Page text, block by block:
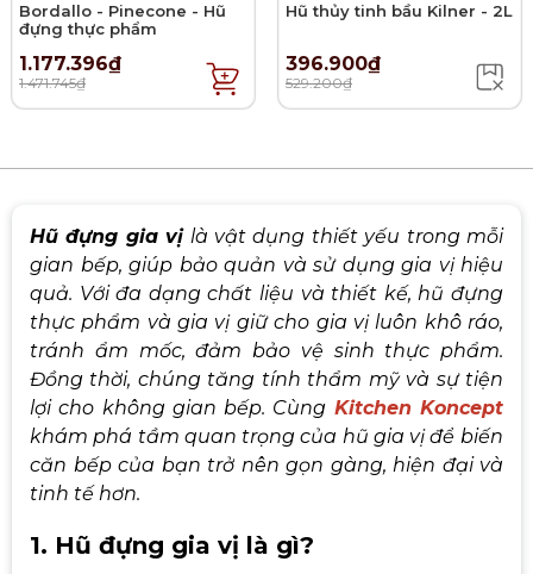
Bordallo - Pinecone - Hũ
đựng thực phẩm
1.177.396₫
1.471.745₫
Hũ thủy tinh bầu Kilner - 2L
396.900₫
529.200₫
Hũ đựng gia vịlà vật dụng thiết yếu trong mỗi
gian bếp, giúp bảo quản và sử dụng gia vị hiệu
quả. Với đa dạng chất liệu và thiết kế, hũ đựng
thực phẩm và gia vị giữ cho gia vị luôn khô ráo,
tránh ẩm mốc, đảm bảo vệ sinh thực phẩm.
Đồng thời, chúng tăng tính thẩm mỹ và sự tiện
lợi cho không gian bếp. Cùng Kitchen Koncept
khám phá tầm quan trọng của hũ gia vị để biến
căn bếp của bạn trở nên gọn gàng, hiện đại và
tinh tế hơn.
1. Hũ đựng gia vị là gì?